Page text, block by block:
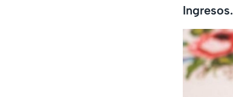
Ingresos.